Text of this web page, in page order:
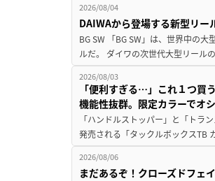
2026/08/04
DAIWAから登場する新型リー
BG SW 「BG SW」は、世界中の
ルだ。 ダイワの次世代大型リール
2026/08/03
「便利すぎる…」これ１つ買
機能性抜群。限定カラーでオ
「ハンドルストッパー」と「トラ
発売される「タックルボックス
2026/08/06
まだあるぞ！クローズドフェ